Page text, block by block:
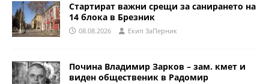
Стартират важни срещи за санирането на
14 блока в Брезник
08.08.2026 Eкип ЗаПерник
Почина Владимир Зарков – зам. кмет и
виден общественик в Радомир